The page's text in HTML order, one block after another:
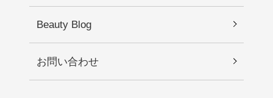
Beauty Blog
お問い合わせ